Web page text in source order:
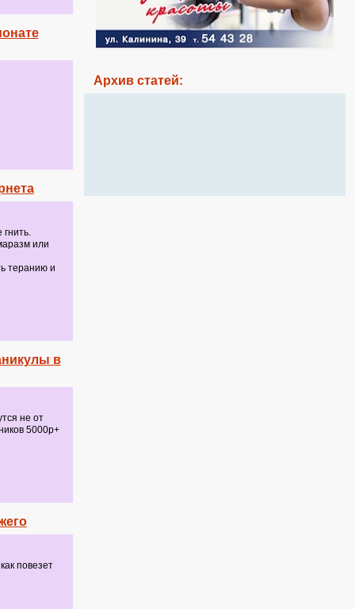
или
теранию и
в
не от
5000р+
повезет
Архив статей: